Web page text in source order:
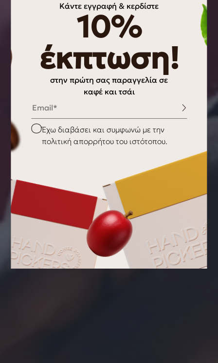
Κάντε εγγραφή & κερδίστε
10%
έκπτωση!
στην πρώτη σας παραγγελία σε
καφέ και τσάι
Email
Checkbox
Έχω διαβάσει και συμφωνώ με την
πολιτική απορρήτου του ιστότοπου.